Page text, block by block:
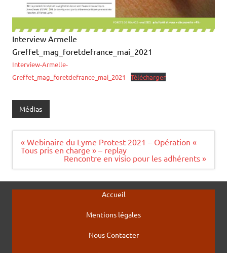
Interview Armelle
Greffet_mag_foretdefrance_mai_2021
Interview-Armelle-
Greffet_mag_foretdefrance_mai_2021
Télécharger
Médias
Navigation
de
l’article
« Webinaire du Lyme Protest 2021 – Opération «
Tous pris en charge » – replay
Rencontre en visio pour les adhérents »
Accueil
Mentions légales
Nous Contacter